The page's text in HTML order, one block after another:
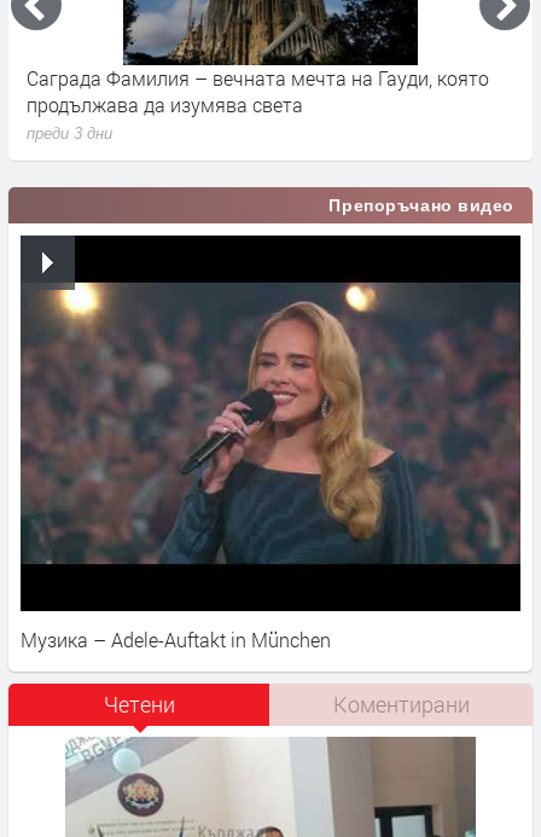
Саграда Фамилия – вечната мечта на Гауди, която
продължава да изумява света
преди 3 дни
Препоръчано видео
Музика – Adele-Auftakt in München
Четени Коментирани